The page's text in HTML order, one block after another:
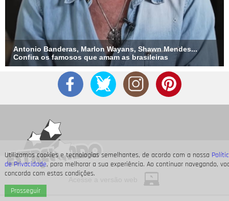
Utilizamos cookies e tecnologias semelhantes, de acordo com a nossa
de Privacidade, para melhorar a sua experiência. Ao continuar navegando,
concorda com estas condições.
Prosseguir
Antonio Banderas, Marlon Wayans, Shawn Mendes...
Confira os famosos que amam as brasileiras
Acesse a versão web